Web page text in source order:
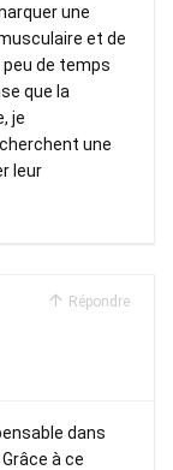
une
et de
peu de temps
que la
je
une
leur
Répondre
dans
à ce